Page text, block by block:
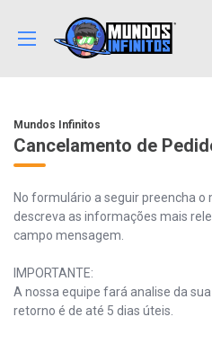
Mundos Infinitos
Cancelamento de
No formulário a seguir preencha o
descreva as informações mais
campo mensagem.
IMPORTANTE:
A nossa equipe fará analise da
retorno é de até 5 dias úteis.